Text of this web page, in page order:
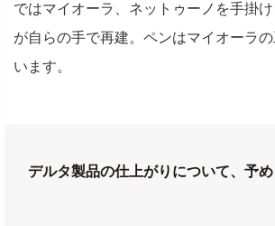
ではマイオーラ、ネットゥーノを手掛
が自らの手で再建。ペンはマイオーラ
います。
デルタ製品の仕上がりについて、予